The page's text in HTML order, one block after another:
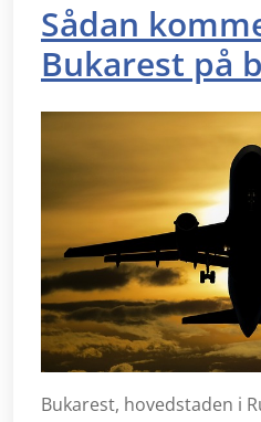
Sådan
Bukarest på
Bukarest, hovedstaden i